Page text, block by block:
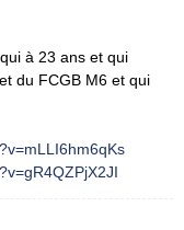
à 23 ans et qui
du FCGB M6 et qui